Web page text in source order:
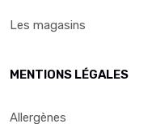
Les magasins
MENTIONS LÉGALES
Allergènes